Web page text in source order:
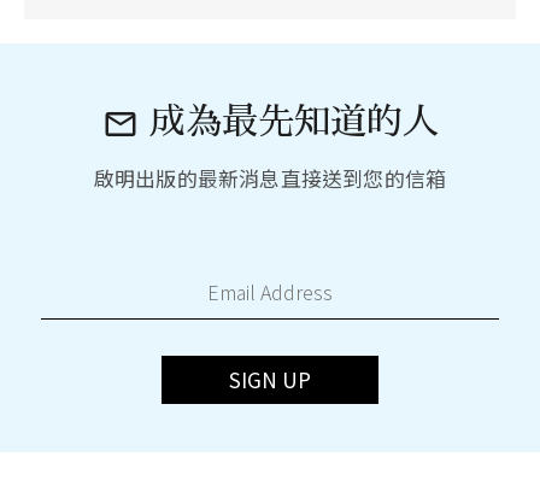
 成為最先知道的人
啟明出版的最新消息直接送到您的信箱
SIGN UP